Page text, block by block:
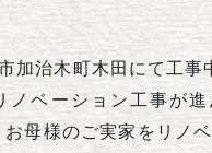
加治木町木田にて工事
ノベーション工事が進
母様のご実家をリノベ